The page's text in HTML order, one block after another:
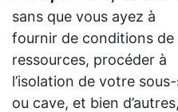
sans que vous ayez à
fournir de conditions de
ressources, procéder à
l’isolation de votre
ou cave, et bien d’autres,